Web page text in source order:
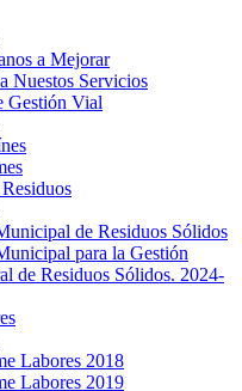
a Mejorar
Nuestos Servicios
Gestión Vial
de Residuos Sólidos
para la Gestión
de Residuos Sólidos. 2024-
Labores 2018
Labores 2019